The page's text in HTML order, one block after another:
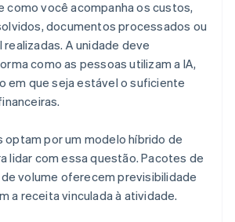
como você acompanha os custos,
documentos processados ou
realizadas. A unidade deve
como as pessoas utilizam a IA,
em que seja estável o suficiente
optam por um modelo híbrido de
lidar com essa questão. Pacotes de
volume oferecem previsibilidade
a receita vinculada à atividade.